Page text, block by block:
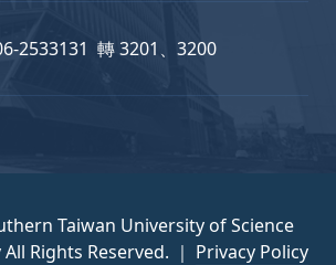
2533131 轉 3201、3200
Taiwan University of Science
Rights Reserved. ｜ Privacy Policy